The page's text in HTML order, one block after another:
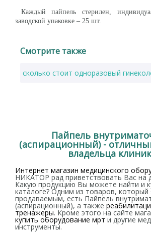
Каждый пайпель стерилен,
заводской упаковке – 25 шт.
Смотрите также
сколько стоит одноразовый
Пайпель
(аспирационный) -
владельца
Интернет магазин медицинского
НИКАТОР рад приветствовать Вас на
Какую продукцию Вы можете найти и
каталоге? Одним из товаров,
продаваемым, есть Пайпель
(аспирационный), а также
тренажеры. Кроме этого на сайте
купить оборудование мрт и другие
инструменты.